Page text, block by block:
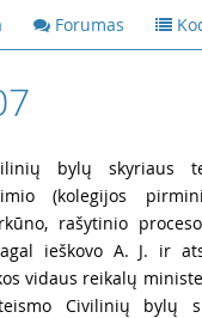
Forumas
bylų skyriaus
(kolegijos
rašytinio
ieškovo A. J. ir
vidaus reikalų
Civilinių bylų